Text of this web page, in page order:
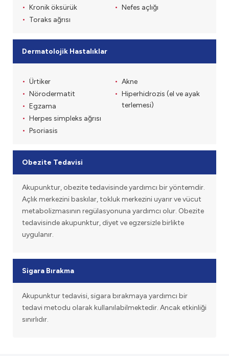
Kronik öksürük
Nefes açlığı
Toraks ağrısı
Dermatolojik Hastalıklar
Ürtiker
Nörodermatit
Egzama
Akne
Hiperhidrozis (el ve ayak
terlemesi)
Herpes simpleks ağrısı
Psoriasis
Obezite Tedavisi
Akupunktur, obezite tedavisinde yardımcı bir yöntemdir.
Açlık merkezini baskılar, tokluk merkezini uyarır ve vücut
metabolizmasının regülasyonuna yardımcı olur. Obezite
tedavisinde akupunktur, diyet ve egzersizle birlikte
uygulanır.
Sigara Bırakma
Akupunktur tedavisi, sigara bırakmaya yardımcı bir
tedavi metodu olarak kullanılabilmektedir. Ancak etkinliği
sınırlıdır.